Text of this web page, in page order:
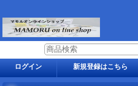
ログイン 新規登録はこちら